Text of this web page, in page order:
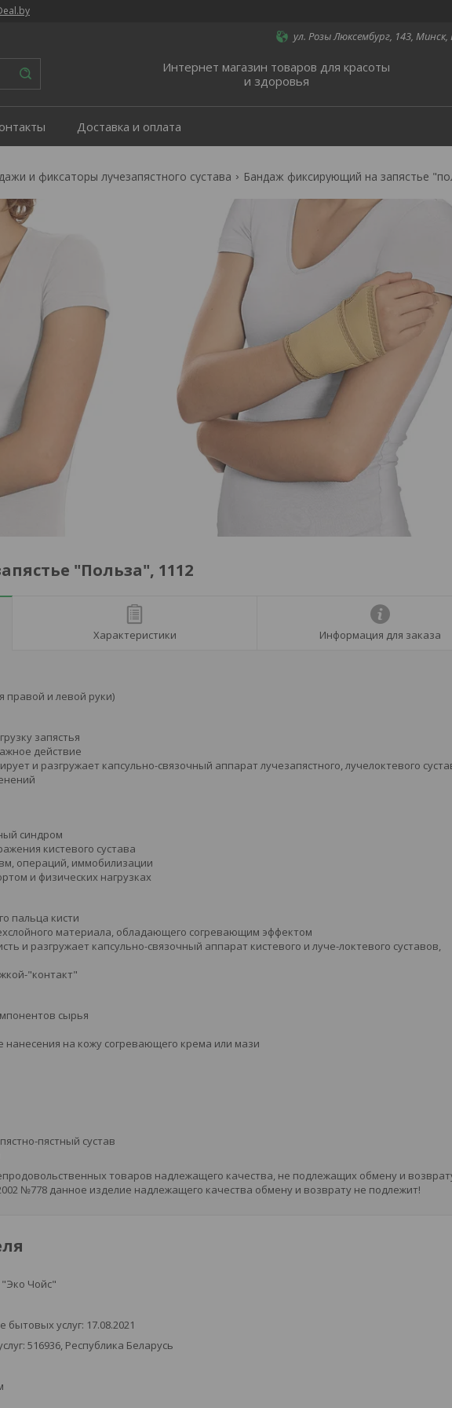
ул. Розы Люксембург, 143, Минск,
Интернет магазин товаров для красоты
и здоровья
Доставка и оплата
и фиксаторы лучезапястного сустава
"Польза", 1112
Характеристики Информация для заказа
правой и левой руки)
запястья
действие
и разгружает капсульно-связочный аппарат лучезапястного, лучелоктевого
синдром
кистевого сустава
операций, иммобилизации
и физических нагрузках
пальца кисти
материала, обладающего согревающим эффектом
и разгружает капсульно-связочный аппарат кистевого и луче-локтевого суставов,
"контакт"
сырья
нанесения на кожу согревающего крема или мази
пястный сустав
товаров надлежащего качества, не подлежащих обмену и
№778 данное изделие надлежащего качества обмену и возврату не подлежит!
Чойс"
услуг: 17.08.2021
516936, Республика Беларусь